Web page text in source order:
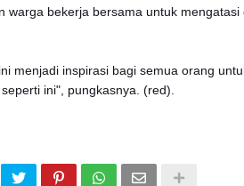
warga bekerja bersama untuk
menjadi inspirasi bagi semua orang
ini", pungkasnya. (red).